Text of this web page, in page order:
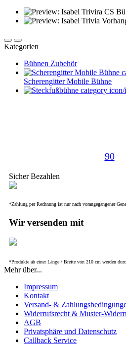
Kategorien
Bühnen Zubehör
Scherengitter Mobile Bühne
90.
Sicher Bezahlen
*Zahlung per Rechnung ist nur nach vorangegangener
Wir versenden mit
*Produkte ab einer Länge / Breite von 210 cm werden
Mehr über...
Impressum
Kontakt
Versand- &
Widerrufsrecht & Muster-
AGB
Privatsphäre und Datenschutz
Callback Service